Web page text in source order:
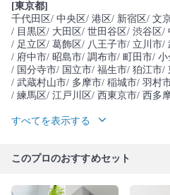
[東京都]
千代田区/ 中央区/ 港区/ 新宿区/ 文
/ 目黒区/ 大田区/ 世田谷区/ 渋谷区/
/ 足立区/ 葛飾区/ 八王子市/ 立川市/
/ 府中市/ 昭島市/ 調布市/ 町田市/ 小
/ 国分寺市/ 国立市/ 福生市/ 狛江市/
/ 武蔵村山市/ 多摩市/ 稲城市/ 羽村
/ 練馬区/ 江戸川区/ 西東京市/ 西多
すべてを表示する
このプロのおすすめセット